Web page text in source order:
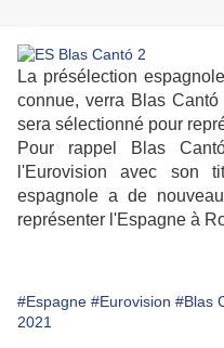
La présélection
connue, verra Blas
sera sélectionné pour
Pour rappel Blas
l'Eurovision avec son
espagnole a de
représenter l'Espagne à
#Espagne #Eurovision #Blas
2021